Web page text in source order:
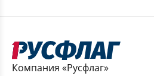
Компания «Русфлаг»